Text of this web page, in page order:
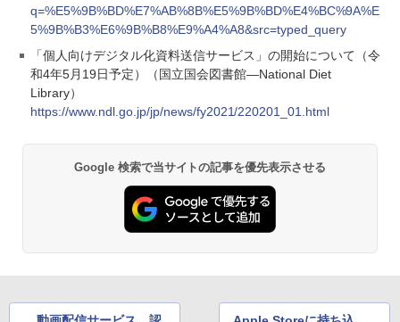
q=%E5%9B%BD%E7%AB%8B%E5%9B%BD%E4%BC%9A%E
5%9B%B3%E6%9B%B8%E9%A4%A8&src=typed_query
「個人向けデジタル化資料送信サービス」の開始について（令
和4年5月19日予定）（国立国会図書館―National Diet
Library）
https://www.ndl.go.jp/jp/news/fy2021/220201_01.html
Google 検索で当サイトの記事を優先表示させる